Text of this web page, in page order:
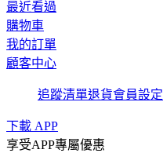
最近看過
購物車
我的訂單
顧客中心
追蹤清單退貨會員設定
下載 APP
享受APP專屬優惠